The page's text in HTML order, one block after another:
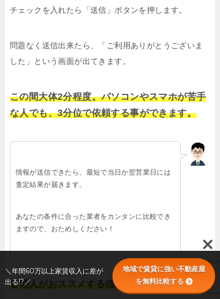
チェックを入れたら「送信」ボタンを押します。
問題なく送信出来たら、「ご利用ありがとうございま
した」という画面が出てきます。
この間大体2分程度。パソコンやスマホが苦手
な人でも、3分位で依頼する事ができます。
情報が送信できたら、最短で当日か翌営業日には
査定結果が届きます。
あなたの条件に合った業者をカンタンに比較でき
ますので、おためしください！
管理人がおススメする信頼できる業者を探せる
＼年間60万以上家賃収入に差が
出る!?／
地域で賃貸に強い不動産屋
を無料比較する